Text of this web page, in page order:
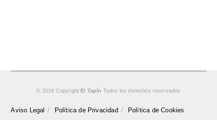
© 2018 Copyright El Tapín Todos los derechos reservados
Aviso Legal Política de Privacidad Política de Cookies